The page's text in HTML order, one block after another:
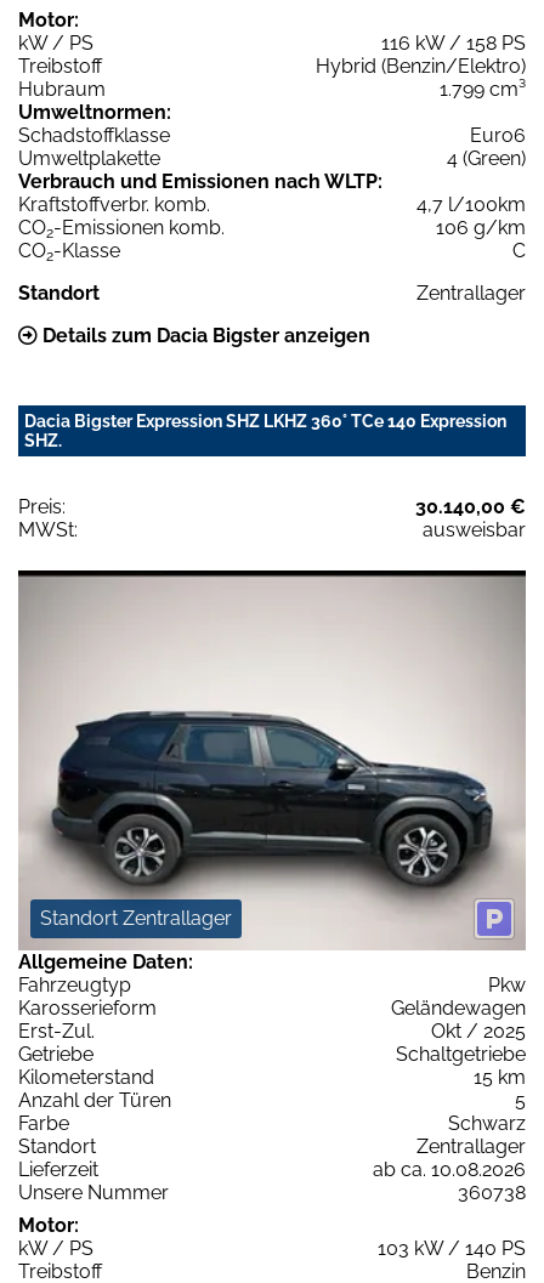
Motor:
kW / PS
116 kW / 158 PS
Treibstoff
Hybrid (Benzin/Elektro)
Hubraum
1.799 cm³
Umweltnormen:
Schadstoffklasse
Euro6
Umweltplakette
4 (Green)
Verbrauch und Emissionen nach WLTP:
Kraftstoffverbr. komb.
4,7 l/100km
CO2-Emissionen komb.
106 g/km
CO2-Klasse
C
Standort
Zentrallager
Details zum Dacia Bigster anzeigen
Dacia Bigster Expression SHZ LKHZ 360° TCe 140 Expression
SHZ.
Preis:
30.140,00 €
MWSt:
ausweisbar
Standort Zentrallager
Allgemeine Daten:
Fahrzeugtyp
Pkw
Karosserieform
Geländewagen
Erst-Zul.
Okt / 2025
Getriebe
Schaltgetriebe
Kilometerstand
15 km
Anzahl der Türen
5
Farbe
Schwarz
Standort
Zentrallager
Lieferzeit
ab ca. 10.08.2026
Unsere Nummer
360738
Motor:
kW / PS
103 kW / 140 PS
Treibstoff
Benzin